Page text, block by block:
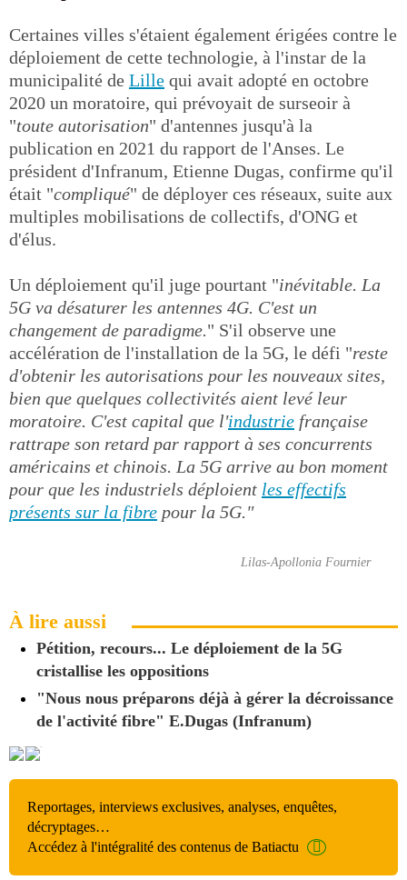
Certaines villes s'étaient également érigées contre le
déploiement de cette technologie, à l'instar de la
municipalité de Lille qui avait adopté en octobre
2020 un moratoire, qui prévoyait de surseoir à
"toute autorisation" d'antennes jusqu'à la
publication en 2021 du rapport de l'Anses. Le
président d'Infranum, Etienne Dugas, confirme qu'il
était "compliqué" de déployer ces réseaux, suite aux
multiples mobilisations de collectifs, d'ONG et
d'élus.
Un déploiement qu'il juge pourtant "inévitable. La
5G va désaturer les antennes 4G. C'est un
changement de paradigme." S'il observe une
accélération de l'installation de la 5G, le défi "reste
d'obtenir les autorisations pour les nouveaux sites,
bien que quelques collectivités aient levé leur
moratoire. C'est capital que l'industrie française
rattrape son retard par rapport à ses concurrents
américains et chinois. La 5G arrive au bon moment
pour que les industriels déploient les effectifs
présents sur la fibre pour la 5G."
Lilas-Apollonia Fournier
À lire aussi
Pétition, recours... Le déploiement de la 5G
cristallise les oppositions
"Nous nous préparons déjà à gérer la décroissance
de l'activité fibre" E.Dugas (Infranum)
Reportages, interviews exclusives, analyses, enquêtes,
décryptages…
Accédez à l'intégralité des contenus de Batiactu